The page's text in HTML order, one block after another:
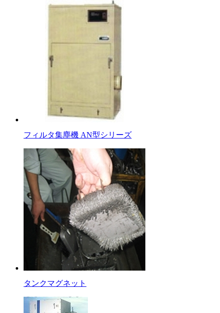
フィルタ集塵機 AN型シリーズ
タンクマグネット